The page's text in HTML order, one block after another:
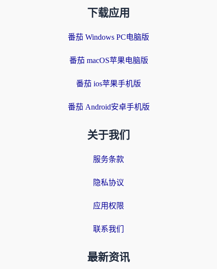
下载应用
番茄 Windows PC电脑版
番茄 macOS苹果电脑版
番茄 ios苹果手机版
番茄 Android安卓手机版
关于我们
服务条款
隐私协议
应用权限
联系我们
最新资讯